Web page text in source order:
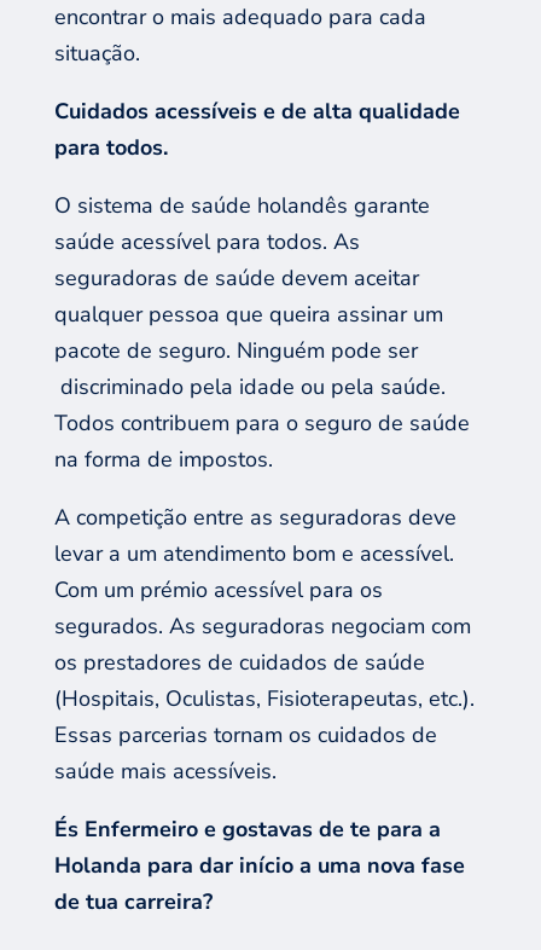
encontrar o mais adequado para cada
situação.
Cuidados acessíveis e de alta qualidade
para todos.
O sistema de saúde holandês garante
saúde acessível para todos. As
seguradoras de saúde devem aceitar
qualquer pessoa que queira assinar um
pacote de seguro. Ninguém pode ser
discriminado pela idade ou pela saúde.
Todos contribuem para o seguro de saúde
na forma de impostos.
A competição entre as seguradoras deve
levar a um atendimento bom e acessível.
Com um prémio acessível para os
segurados. As seguradoras negociam com
os prestadores de cuidados de saúde
(Hospitais, Oculistas, Fisioterapeutas, etc.).
Essas parcerias tornam os cuidados de
saúde mais acessíveis.
És Enfermeiro e gostavas de te para a
Holanda para dar início a uma nova fase
de tua carreira?